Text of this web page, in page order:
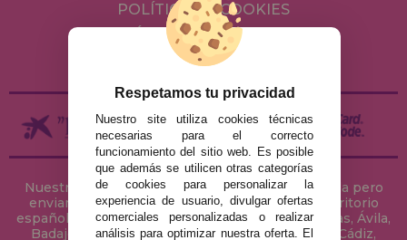
POLÍTICA DE COOKIES
ENVÍOS Y DEVOLUCIONES
DEVOLUCIONES / DESISTIMIENTO
Nuestra tienda de puzzles está ubicada en Sevilla pero
enviamos tus puzzles a cualquier ciudad del territorio
español: Álava, Albacete, Alicante, Almería, Asturias, Ávila,
Badajoz, Baleares, Barcelona, Burgos, Cáceres, Cádiz,
Respetamos tu privacidad
Nuestro site utiliza cookies técnicas
necesarias para el correcto
funcionamiento del sitio web. Es posible
que además se utilicen otras categorías
de cookies para personalizar la
experiencia de usuario, divulgar ofertas
comerciales personalizadas o realizar
análisis para optimizar nuestra oferta. El